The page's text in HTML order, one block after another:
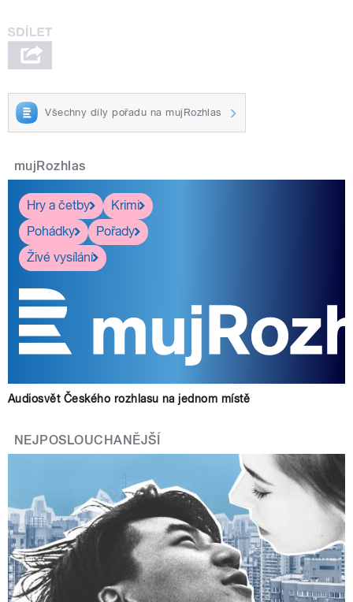
Všechny díly pořadu na mujRozhlas
mujRozhlas
Hry a četby
Krimi
Pohádky
Pořady
Živé vysílání
Audiosvět Českého rozhlasu na jednom místě
NEJPOSLOUCHANĚJŠÍ